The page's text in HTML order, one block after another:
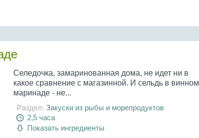
Селедочка, замаринованная дома, не идет ни в
какое сравнение с магазинной. И сельдь в винном
маринаде - не...
Раздел: Закуски из рыбы и морепродуктов
2,5 часа
Показать ингредиенты